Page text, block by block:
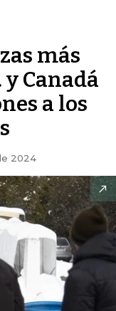
más
y Canadá
a los
2024